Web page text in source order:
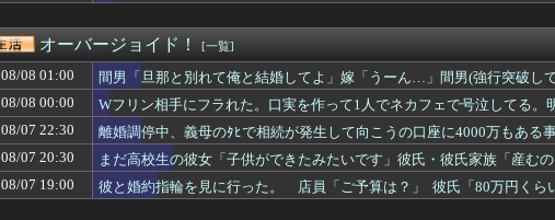
既婚子持ちのおばさんとウワキした元彼から着たメールがどっかで聞いたことあるニ
ウイスキー飲んでる人に聞きたいんやが
辛い物が苦手な彼女。「家のカレーはどうしてるの？」と聞いたら、冷めてしまう返
旦那に身体を求められるのがツラい件。土日は複数回。相手の性欲を衰退させたい
地獄だ。うちは長男長女次男三人兄弟で古くから続く家業で後継は欲しいという家族
急な用事で義兄夫婦の家を訪ねたら義兄嫁が職人のような姿で現れた。台所の点検口
【今日の嫁】俺、インフルで自宅療養中。そんな俺の為に嫁が卵粥を作ってるんだが
飛行機の距離に嫁いだ妹(5人の子持ち)の三男が肺炎でﾀﾋんだらしい
中学時代に暴言を吐いてきた女子をSNSで検索した。結婚して10年以上子供がいな...
オーバージョイド！ [一覧]
08/08 01:00
間男「旦那と別れて俺と結婚してよ」嫁「うーん…」間男(強行突破
「おい」嫁「！！」
08/08 00:00
Wフリン相手にフラれた。口実を作って1人でネカフェで号泣してる
ないけど精神的にボロボロでどうすればいいのかわからない………
08/07 22:30
離婚調停中、義母のﾀﾋで相続が発生して向こうの口座に4000万もある
でしょ…….？
08/07 20:30
まだ高校生の彼女「子供ができたみたいです」彼氏・彼氏家族「産む
かりました」 → なんと10数年後に……..
08/07 19:00
彼と婚約指輪を見に行った。 店員「ご予算は？」 彼氏「80万円く